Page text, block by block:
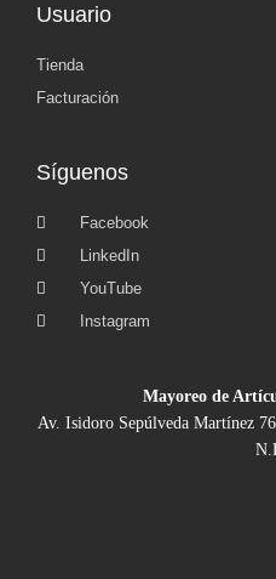
Usuario
Tienda
Facturación
Síguenos
Facebook
LinkedIn
YouTube
Instagram
Mayoreo de
Av. Isidoro Sepúlveda Martínez